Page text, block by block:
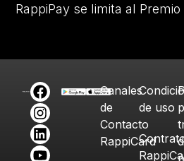
RappiPay se limita al
Canales
de
Contacto
RappiCard
de uso